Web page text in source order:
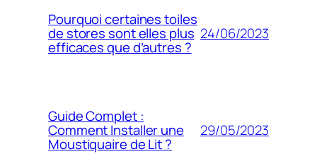
Pourquoi certaines toiles
de stores sont elles plus
efficaces que d’autres ?
24/06/2023
Guide Complet :
Comment Installer une
Moustiquaire de Lit ?
29/05/2023